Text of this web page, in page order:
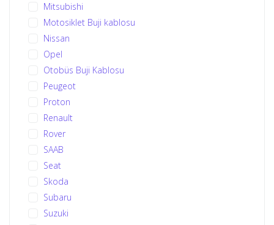
Mitsubishi
Motosiklet Buji kablosu
Nissan
Opel
Otobüs Buji Kablosu
Peugeot
Proton
Renault
Rover
SAAB
Seat
Skoda
Subaru
Suzuki